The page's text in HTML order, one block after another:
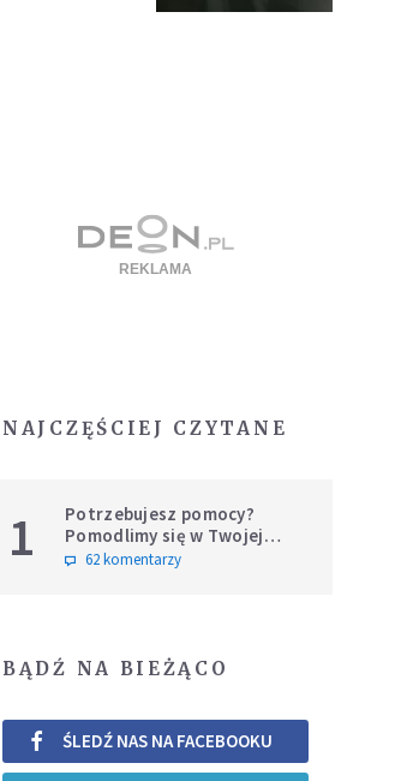
NAJCZĘŚCIEJ CZYTANE
1
Potrzebujesz pomocy?
Pomodlimy się w Twojej
intencji
62 komentarzy
BĄDŹ NA BIEŻĄCO
ŚLEDŹ NAS NA FACEBOOKU